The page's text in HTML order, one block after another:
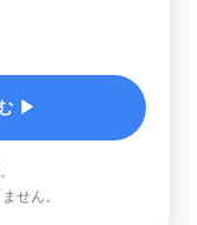
▶︎
せん。